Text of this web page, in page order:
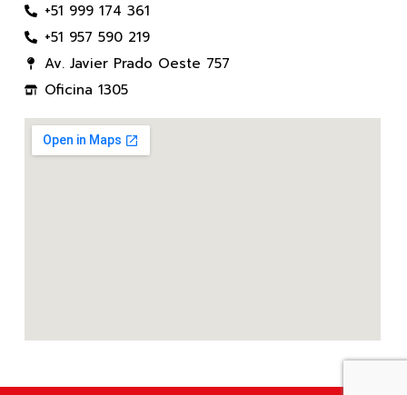
+51 999 174 361
+51 957 590 219
Av. Javier Prado Oeste 757
Oficina 1305